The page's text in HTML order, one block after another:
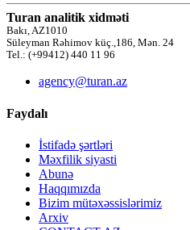
Turan analitik xidməti
Bakı, AZ1010
Süleyman Rəhimov küç.,186, Mən. 24
Tel.: (+99412) 440 11 96
agency@turan.az
Faydalı
İstifadə şərtləri
Məxfilik siyasti
Abunə
Haqqımızda
Bizim mütəxəssislərimiz
Arxiv